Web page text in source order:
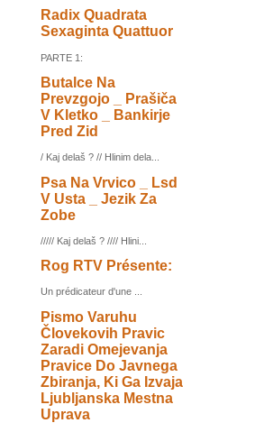
Radix Quadrata
Sexaginta Quattuor
PARTE 1:
Butalce Na
Prevzgojo _ Prašiča
V Kletko _ Bankirje
Pred Zid
/ Kaj delaš ? // Hlinim dela...
Psa Na Vrvico _ Lsd
V Usta _ Jezik Za
Zobe
///// Kaj delaš ? //// Hlini...
Rog RTV Présente:
Un prédicateur d'une ...
Pismo Varuhu
Človekovih Pravic
Zaradi Omejevanja
Pravice Do Javnega
Zbiranja, Ki Ga Izvaja
Ljubljanska Mestna
Uprava